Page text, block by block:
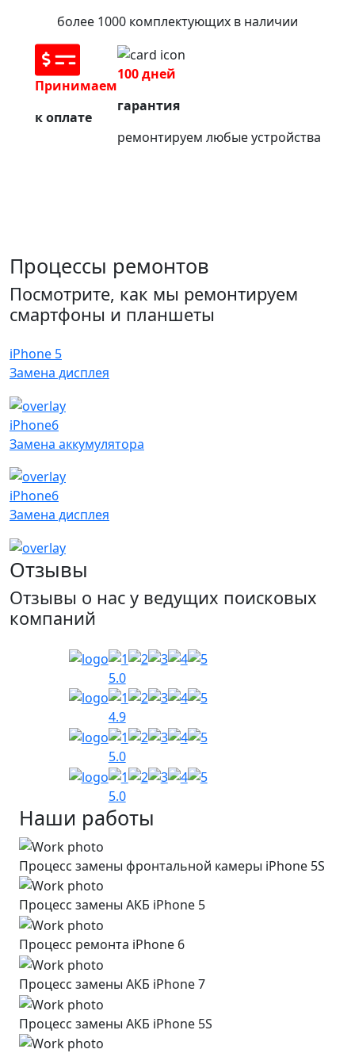
более 1000 комплектующих в наличии
Принимаем
к оплате
100 дней
гарантия
ремонтируем любые устройства
Процессы ремонтов
Посмотрите, как мы ремонтируем
смартфоны и планшеты
iPhone 5
Замена дисплея
iPhone6
Замена аккумулятора
iPhone6
Замена дисплея
Отзывы
Отзывы о нас у ведущих поисковых
компаний
5.0
4.9
5.0
5.0
Наши работы
Процесс замены фронтальной камеры iPhone 5S
Процесс замены АКБ iPhone 5
Процесс ремонта iPhone 6
Процесс замены АКБ iPhone 7
Процесс замены АКБ iPhone 5S